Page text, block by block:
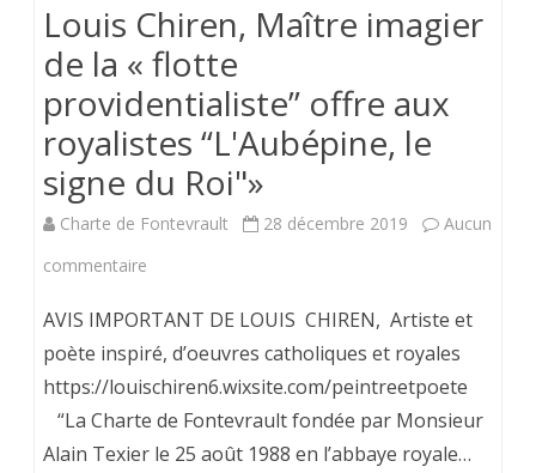
Louis Chiren, Maître imagier
de la « flotte
providentialiste” offre aux
royalistes “L'Aubépine, le
signe du Roi"»
Charte de Fontevrault 28 décembre 2019
Aucun
commentaire
Chiren,
Maître
imagier
AVIS IMPORTANT DE LOUIS CHIREN, Artiste et
poète inspiré, d’oeuvres catholiques et royales
https://louischiren6.wixsite.com/peintreetpoete
“La Charte de Fontevrault fondée par Monsieur
Alain Texier le 25 août 1988 en l’abbaye royale…